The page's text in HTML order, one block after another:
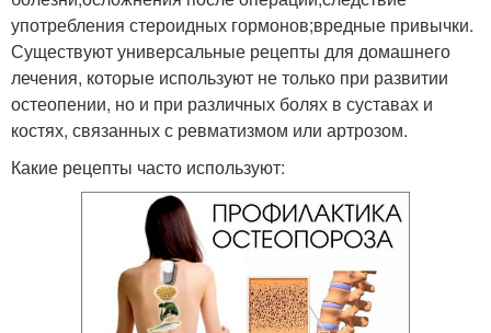
употребления стероидных гормонов;вредные привычки.
Существуют универсальные рецепты для домашнего
лечения, которые используют не только при развитии
остеопении, но и при различных болях в суставах и
костях, связанных с ревматизмом или артрозом.
Какие рецепты часто используют: